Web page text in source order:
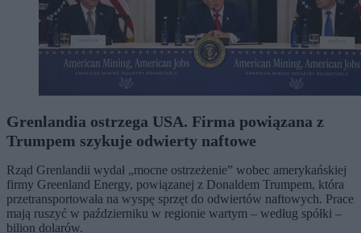
Grenlandia ostrzega USA. Firma powiązana z
Trumpem szykuje odwierty naftowe
Rząd Grenlandii wydał „mocne ostrzeżenie” wobec amerykańskiej
firmy Greenland Energy, powiązanej z Donaldem Trumpem, która
przetransportowała na wyspę sprzęt do odwiertów naftowych. Prace
mają ruszyć w październiku w regionie wartym – według spółki –
bilion dolarów.